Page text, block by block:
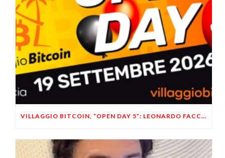
VILLAGGIO BITCOIN, “OPEN DAY 5”: LEONARDO FACCO OSPITE A BRESCIA